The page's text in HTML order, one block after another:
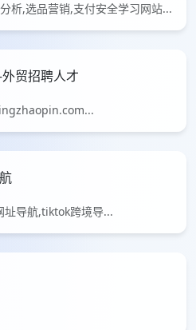
析,选品营销,支付安全学习网站...
贸招聘人才
导航,tiktok跨境导...